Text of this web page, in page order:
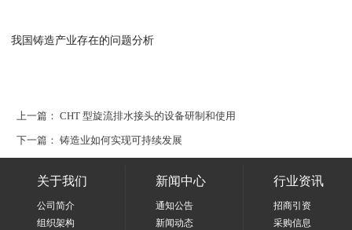
我国铸造产业存在的问题分析
上一篇： CHT 型旋流排水接头的设备研制和使用
下一篇： 铸造业如何实现可持续发展
关于我们
公司简介
组织架构
新闻中心
通知公告
新闻动态
行业资讯
招商引资
采购信息